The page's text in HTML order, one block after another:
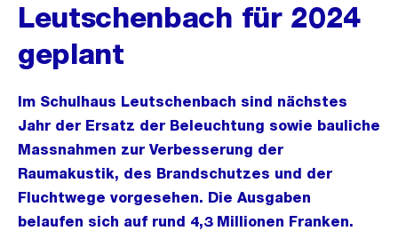
Leutschenbach für 2024
geplant
Im Schulhaus Leutschenbach sind nächstes
Jahr der Ersatz der Beleuchtung sowie bauliche
Massnahmen zur Verbesserung der
Raumakustik, des Brandschutzes und der
Fluchtwege vorgesehen. Die Ausgaben
belaufen sich auf rund 4,3 Millionen Franken.